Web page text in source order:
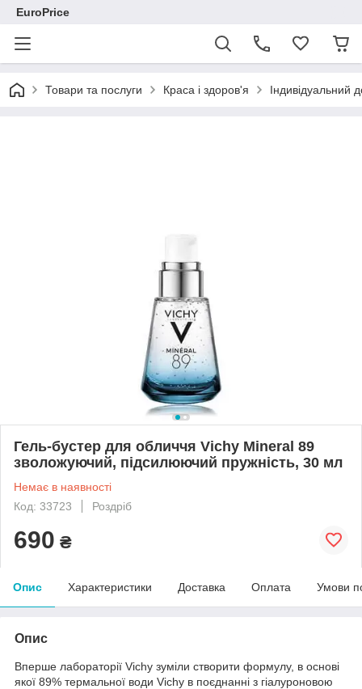
EuroPrice
Товари та послуги Краса і здоров'я Індивідуальний
Гель-бустер для обличчя Vichy Mineral 89
зволожуючий, підсилюючий пружність, 30 мл
Немає в наявності
Код: 33723
Роздріб
690 ₴
Опис Характеристики Доставка Оплата Умови
Опис
Вперше лабораторії Vichy зуміли створити формулу, в основі
якої 89% термальної води Vichy в поєднанні з гіалуроновою